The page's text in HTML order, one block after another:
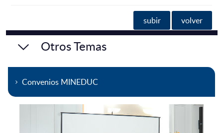
subir volver
Otros Temas
Convenios MINEDUC